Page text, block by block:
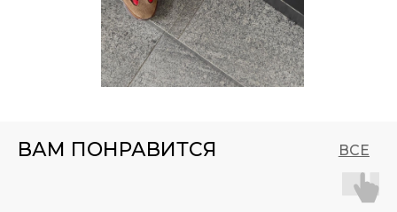
ВАМ ПОНРАВИТСЯ ВСЕ